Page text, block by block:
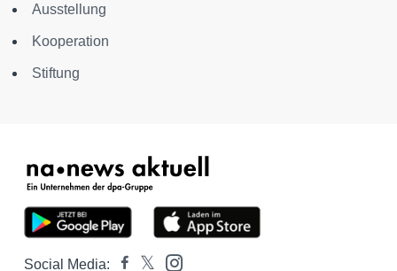
Ausstellung
Kooperation
Stiftung
Social Media: